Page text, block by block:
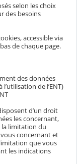
selon les choix
des besoins
accessible via
de chaque page.
des données
de l’ENT)
d’un droit
les concernant,
la limitation du
concernant et
que vous
les indications